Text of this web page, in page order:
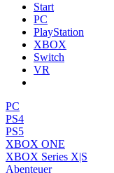
Start
PC
PlayStation
XBOX
Switch
VR
PC
PS4
PS5
XBOX ONE
XBOX Series X|S
Abenteuer